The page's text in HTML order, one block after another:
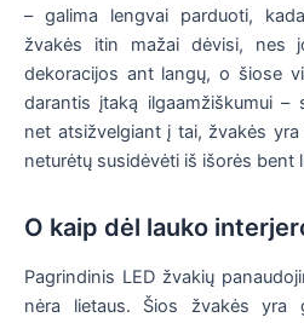
– galima lengvai parduoti,
žvakės itin mažai dėvisi, nes
dekoracijos ant langų, o šiose
darantis įtaką ilgaamžiškumui –
net atsižvelgiant į tai, žvakės
neturėtų susidėvėti iš išorės bent
O kaip dėl lauko
Pagrindinis LED žvakių
nėra lietaus. Šios žvakės yra